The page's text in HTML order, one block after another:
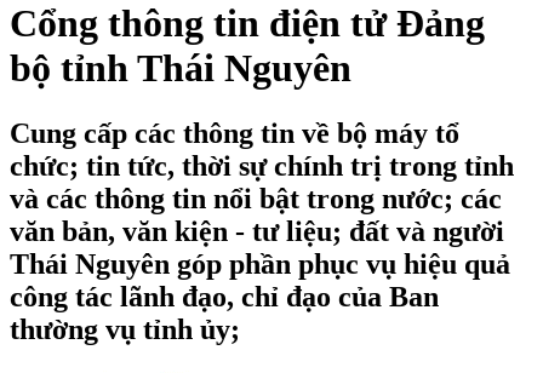
Cổng thông tin điện tử Đảng
bộ tỉnh Thái Nguyên
Cung cấp các thông tin về bộ máy tổ
chức; tin tức, thời sự chính trị trong tỉnh
và các thông tin nổi bật trong nước; các
văn bản, văn kiện - tư liệu; đất và người
Thái Nguyên góp phần phục vụ hiệu quả
công tác lãnh đạo, chỉ đạo của Ban
thường vụ tỉnh ủy;